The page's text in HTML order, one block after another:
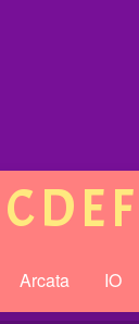
CDEF
Arcata IO